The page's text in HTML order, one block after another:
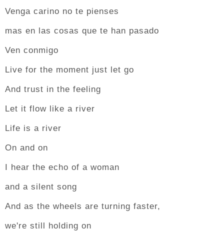
Venga carino no te pienses
mas en las cosas que te han pasado
Ven conmigo
Live for the moment just let go
And trust in the feeling
Let it flow like a river
Life is a river
On and on
I hear the echo of a woman
and a silent song
And as the wheels are turning faster,
we're still holding on